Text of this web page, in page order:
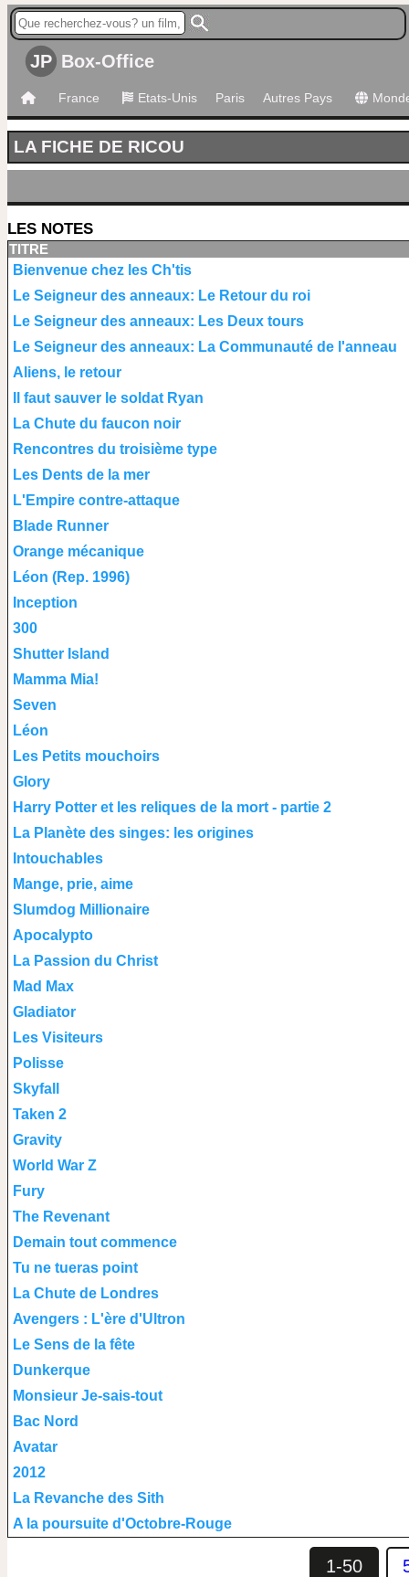
JP Box-Office
France Etats-Unis Paris Autres Pays
LA FICHE DE RICOU
LES NOTES
TITRE
Bienvenue chez les Ch'tis
Le Seigneur des anneaux: Le Retour du roi
Le Seigneur des anneaux: Les Deux tours
Le Seigneur des anneaux: La Communauté de l'anneau
Aliens, le retour
Il faut sauver le soldat Ryan
La Chute du faucon noir
Rencontres du troisième type
Les Dents de la mer
L'Empire contre-attaque
Blade Runner
Orange mécanique
Léon (Rep. 1996)
Inception
300
Shutter Island
Mamma Mia!
Seven
Léon
Les Petits mouchoirs
Glory
Harry Potter et les reliques de la mort - partie 2
La Planète des singes: les origines
Intouchables
Mange, prie, aime
Slumdog Millionaire
Apocalypto
La Passion du Christ
Mad Max
Gladiator
Les Visiteurs
Polisse
Skyfall
Taken 2
Gravity
World War Z
Fury
The Revenant
Demain tout commence
Tu ne tueras point
La Chute de Londres
Avengers : L'ère d'Ultron
Le Sens de la fête
Dunkerque
Monsieur Je-sais-tout
Bac Nord
Avatar
2012
La Revanche des Sith
A la poursuite d'Octobre-Rouge
1-50